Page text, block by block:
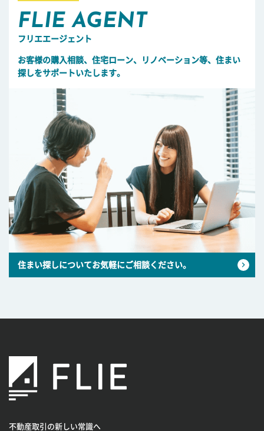
FLIE AGENT
フリエエージェント
お客様の購入相談、住宅ローン、リノベーション等、住まい
探しをサポートいたします。
住まい探しについてお気軽にご相談ください。
不動産取引の新しい常識へ